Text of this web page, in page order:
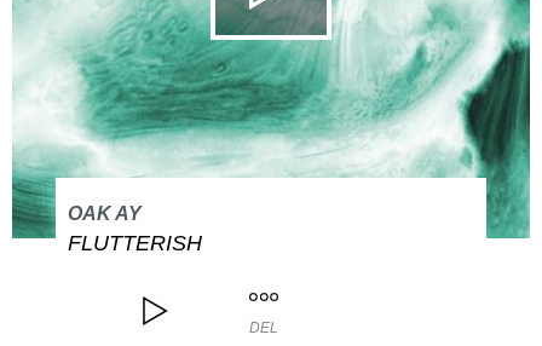
OAK AY
FLUTTERISH
DEL